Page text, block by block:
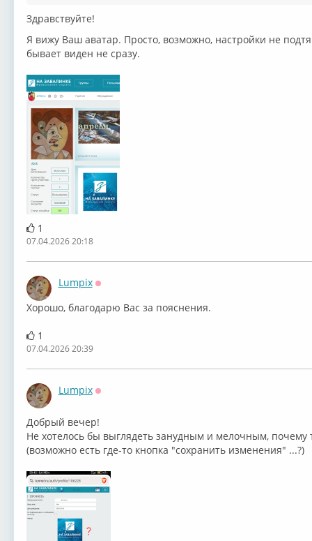
Здравствуйте!
Я вижу Ваш аватар. Просто, возможно, настройки не
бывает виден не сразу.
1
07.04.2026 20:18
Lumpix
Хорошо, благодарю Вас за пояснения.
1
07.04.2026 20:39
Lumpix
Добрый вечер!
Не хотелось бы выглядеть занудным и мелочным, почему
(возможно есть где-то кнопка "сохранить изменения" ...?)